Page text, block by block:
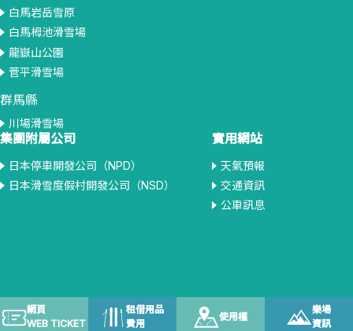
白馬岩岳雪原
白馬栂池滑雪場
龍嶽山公園
菅平滑雪場
群馬縣
川場滑雪場
集團附屬公司
日本停車開發公司（NPD）
日本滑雪度假村開發公司（NSD）
實用網站
天氣預報
交通資訊
公車訊息
網頁
WEB TICKET
租借用品
費用
使用權
樂場
資訊